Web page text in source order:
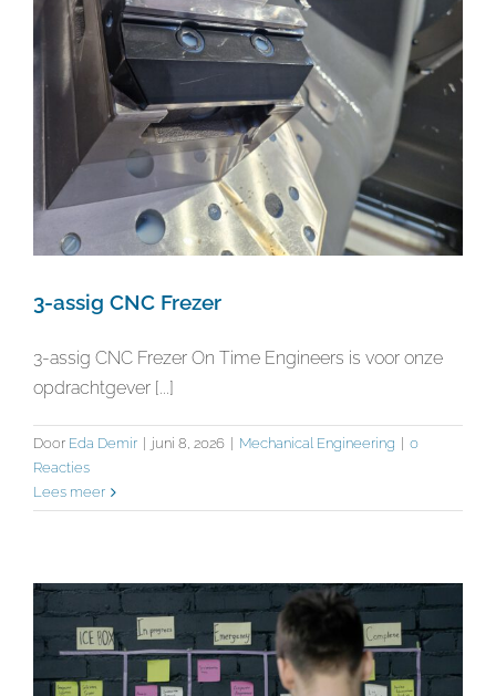
3-assig CNC Frezer
3-assig CNC Frezer On Time Engineers is voor onze
opdrachtgever [...]
Door Eda Demir juni 8, 2026 Mechanical Engineering
0
Reacties
Lees meer